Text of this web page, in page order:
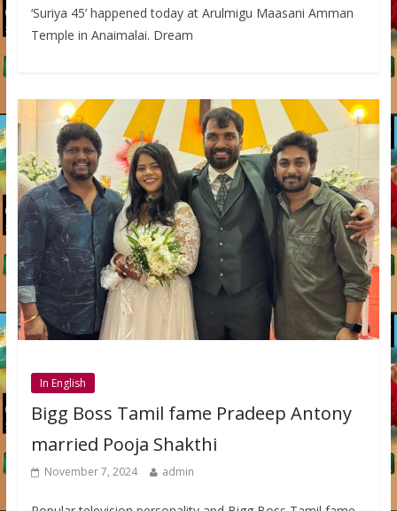
‘Suriya 45’ happened today at Arulmigu Maasani Amman
Temple in Anaimalai. Dream
In English
Bigg Boss Tamil fame Pradeep Antony
married Pooja Shakthi
November 7, 2024 admin